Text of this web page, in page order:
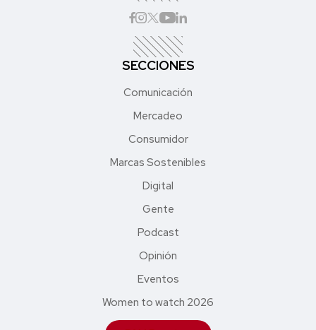
SECCIONES
Comunicación
Mercadeo
Consumidor
Marcas Sostenibles
Digital
Gente
Podcast
Opinión
Eventos
Women to watch 2026